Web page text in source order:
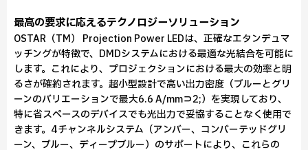
最高の要求に応えるテクノロジーソリューション
OSTAR（TM） Projection Power LEDは、正確なエタンデュマ
ッチングが特徴で、DMDシステムにおける最適な光結合を可能に
します。これにより、プロジェクションにおける最大の効率と明
るさが確約されます。超小型設計で高い出力密度（ブルーとグリ
ーンのバリエーションで最大6.6 A/mm⊃2;）を実現しており、
特に省スペースのデバイスでも光出力で妥協することなく使用で
きます。4チャンネルシステム（アンバー、コンバーテッドグリ
ーン、ブルー、ディープブルー）のサポートにより、これらの